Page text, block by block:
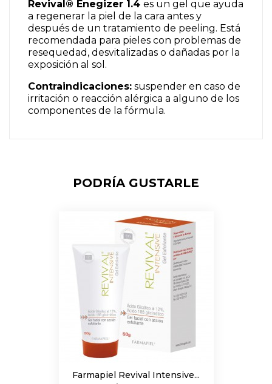
Revival® Enegizer 1.4 es un gel que ayuda
a regenerar la piel de la cara antes y
después de un tratamiento de peeling. Está
recomendada para pieles con problemas de
resequedad, desvitalizadas o dañadas por la
exposición al sol.
Contraindicaciones: suspender en caso de
irritación o reacción alérgica a alguno de los
componentes de la fórmula.
PODRÍA GUSTARLE
Farmapiel Revival Intensive...